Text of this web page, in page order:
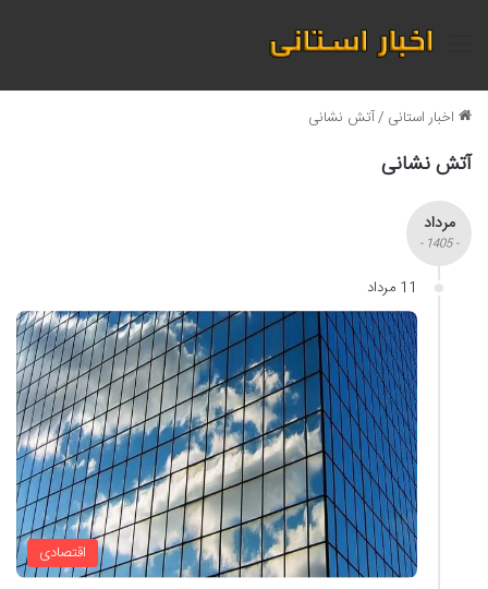
منو
اخبار استانی /آتش نشانی
آتش نشانی
مرداد
- 1405 -
11 مرداد
اقتصادی